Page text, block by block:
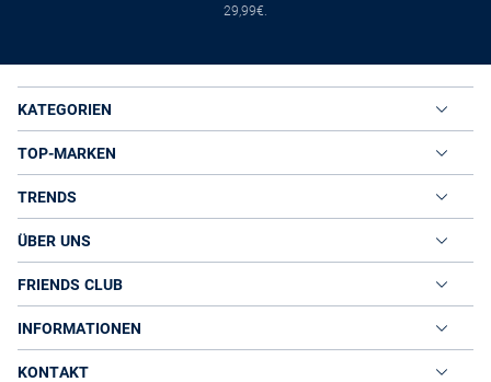
29,99€.
KATEGORIEN
TOP-MARKEN
TRENDS
ÜBER UNS
FRIENDS CLUB
INFORMATIONEN
KONTAKT